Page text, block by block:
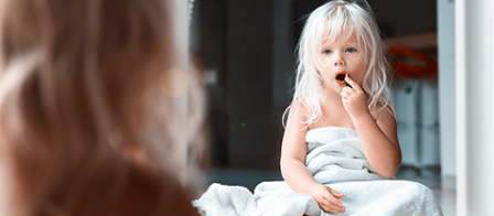
ENFANTS